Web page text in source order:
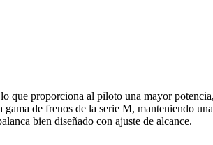
que proporciona al piloto una mayor
de frenos de la serie M, manteniendo
bien diseñado con ajuste de alcance.